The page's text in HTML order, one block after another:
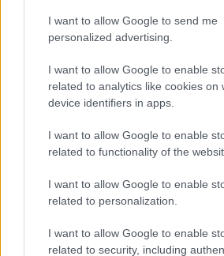
I want to allow Google to send me
personalized advertising.
I want to allow Google to enable
related to analytics like cookies on
device identifiers in apps.
I want to allow Google to enable
related to functionality of the
I want to allow Google to enable
related to personalization.
I want to allow Google to enable
related to security, including
ολική έκλειψη από τις
των ΗΠΑ (συγκεκριμένα
Ντακότα και τη Μοντάνα).